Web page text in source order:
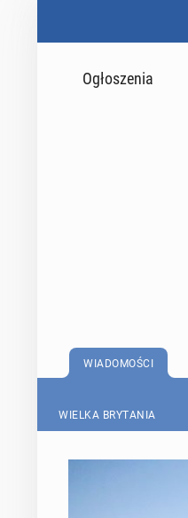
Ogłoszenia
WIADOMOŚCI
WIELKA BRYTANIA